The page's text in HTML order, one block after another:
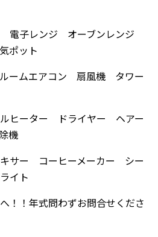
子レンジ オーブンレンジ
ポット
ームエアコン 扇風機 タワー
ヒーター ドライヤー ヘアー
機
サー コーヒーメーカー シー
イト
！！年式問わずお問合せくださ